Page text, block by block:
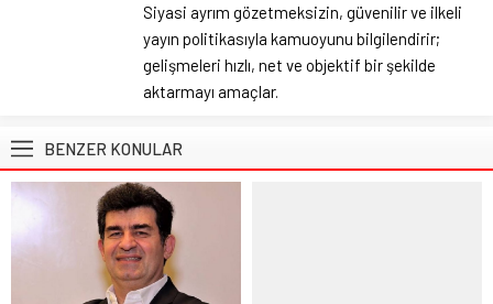
Siyasi ayrım gözetmeksizin, güvenilir ve ilkeli
yayın politikasıyla kamuoyunu bilgilendirir;
gelişmeleri hızlı, net ve objektif bir şekilde
aktarmayı amaçlar.
BENZER KONULAR